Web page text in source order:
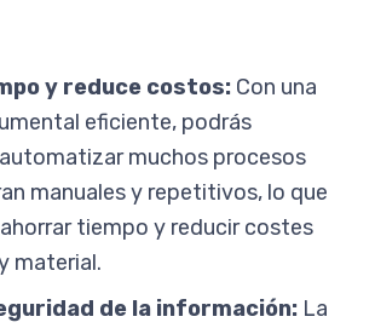
y reduce costos: Con una
eficiente, podrás
muchos procesos
manuales y repetitivos, lo que
tiempo y reducir costes
material.
de la información: La